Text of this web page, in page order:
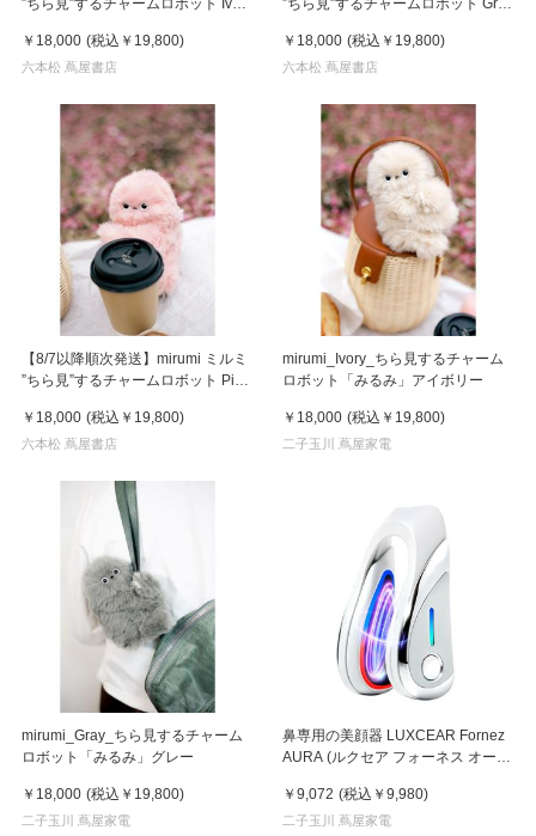
”ちら見”するチャームロボット Ivory
￥18,000 (税込 ￥19,800)
六本松 蔦屋書店
”ちら見”するチャームロボット Gray
￥18,000 (税込 ￥19,800)
六本松 蔦屋書店
【8/7以降順次発送】mirumi ミルミ
”ちら見”するチャームロボット Pink
￥18,000 (税込 ￥19,800)
六本松 蔦屋書店
mirumi_Ivory_ちら見するチャーム
ロボット「みるみ」アイボリー
￥18,000 (税込 ￥19,800)
二子玉川 蔦屋家電
mirumi_Gray_ちら見するチャーム
ロボット「みるみ」グレー
￥18,000 (税込 ￥19,800)
二子玉川 蔦屋家電
鼻専用の美顔器 LUXCEAR Fornez
AURA (ルクセア フォーネス オー
￥9,072 (税込 ￥9,980)
二子玉川 蔦屋家電